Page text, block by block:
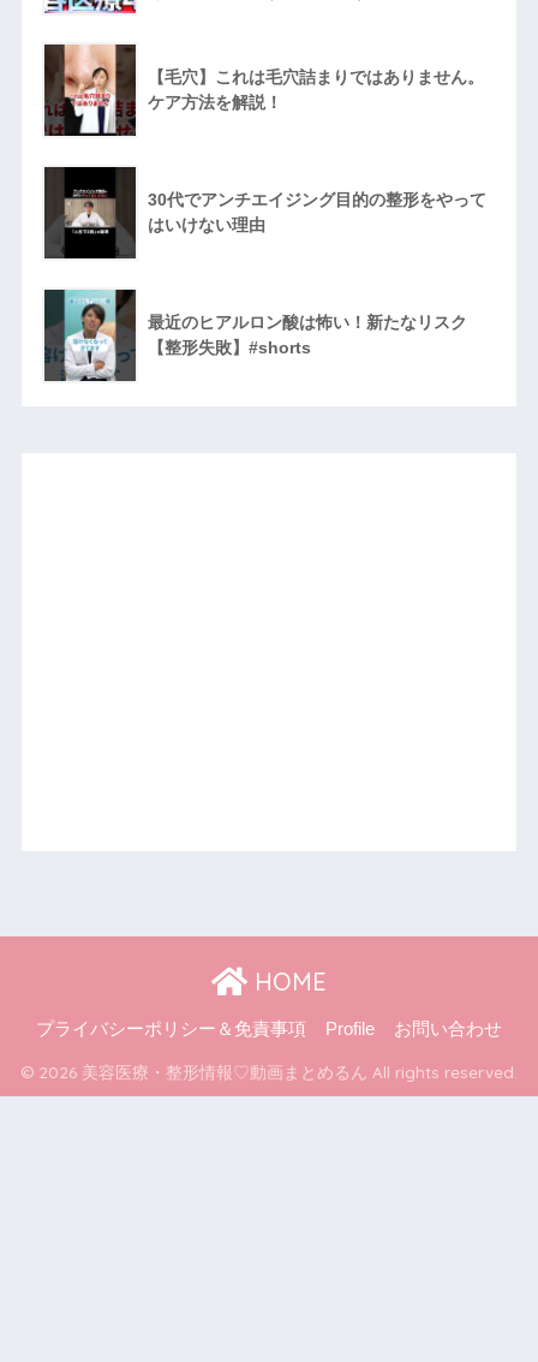
【毛穴】これは毛穴詰まりではありません。
ケア方法を解説！
30代でアンチエイジング目的の整形をやって
はいけない理由
最近のヒアルロン酸は怖い！新たなリスク
【整形失敗】#shorts
HOME
プライバシーポリシー＆免責事項 Profile お問い合わせ
© 2026 美容医療・整形情報♡動画まとめるん All rights reserved.